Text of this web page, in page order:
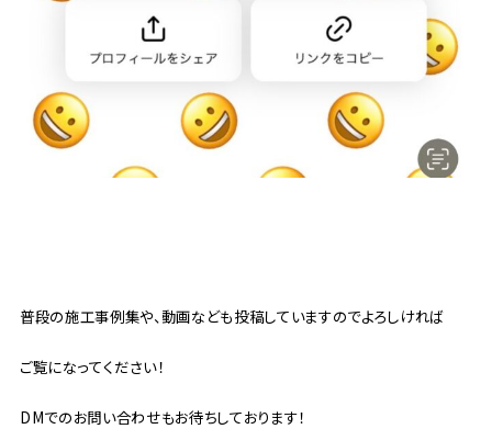
普段の施工事例集や、動画なども投稿していますのでよろしければ
ご覧になってください！
DMでのお問い合わせもお待ちしております！